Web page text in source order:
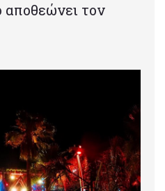
αποθεώνει τον